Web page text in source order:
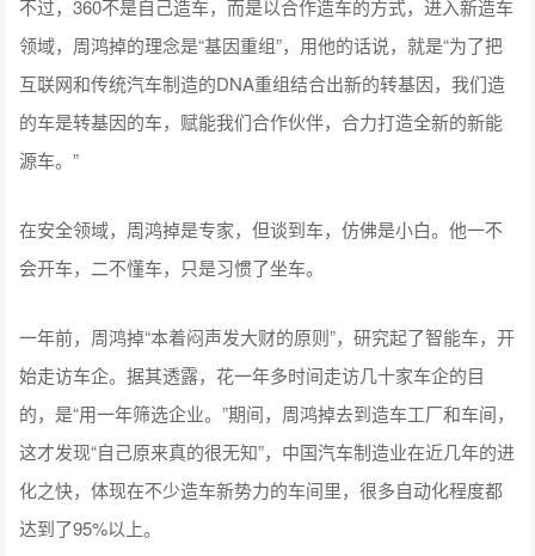
不过，360不是自己造车，而是以合作造车的方式，进入新造车
领域，周鸿掉的理念是“基因重组”，用他的话说，就是“为了把
互联网和传统汽车制造的DNA重组结合出新的转基因，我们造
的车是转基因的车，赋能我们合作伙伴，合力打造全新的新能
源车。”
在安全领域，周鸿掉是专家，但谈到车，仿佛是小白。他一不
会开车，二不懂车，只是习惯了坐车。
一年前，周鸿掉“本着闷声发大财的原则”，研究起了智能车，开
始走访车企。据其透露，花一年多时间走访几十家车企的目
的，是“用一年筛选企业。”期间，周鸿掉去到造车工厂和车间，
这才发现“自己原来真的很无知”，中国汽车制造业在近几年的进
化之快，体现在不少造车新势力的车间里，很多自动化程度都
达到了95%以上。